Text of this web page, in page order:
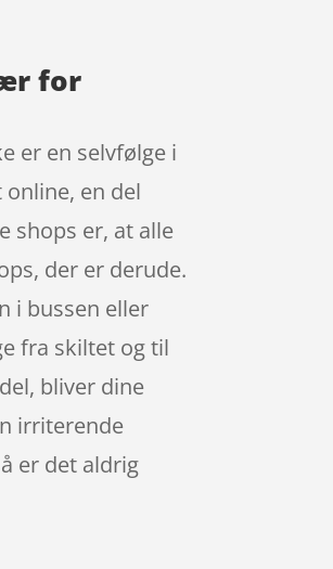
for
er en selvfølge i
en del
shops er, at alle
der er derude.
i bussen eller
fra skiltet og til
bliver dine
irriterende
er det aldrig